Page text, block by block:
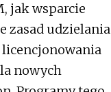
jak wsparcie
zasad udzielania
nowych